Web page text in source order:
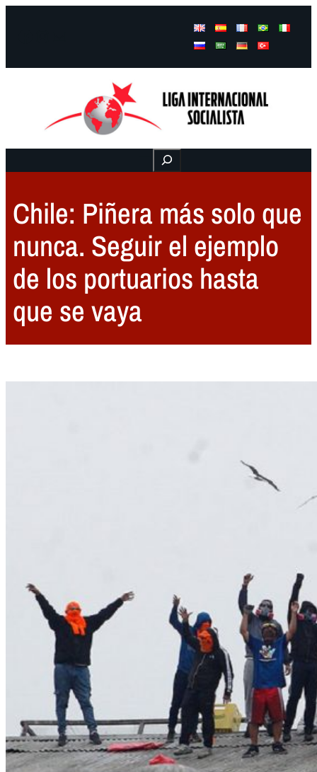
Buscar
Chile: Piñera más solo que
nunca. Seguir el ejemplo
de los portuarios hasta
que se vaya